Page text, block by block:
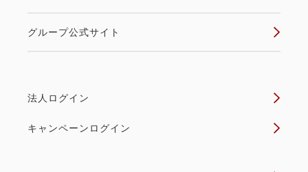
グループ公式サイト
法人ログイン
キャンペーンログイン